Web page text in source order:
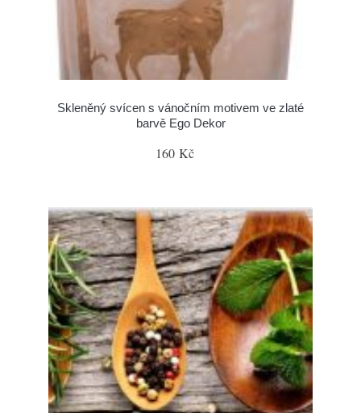
Skleněný svícen s vánočním motivem ve zlaté
barvě Ego Dekor
160 Kč